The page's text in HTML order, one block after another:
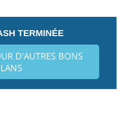
TERMINÉE
D'AUTRES BONS